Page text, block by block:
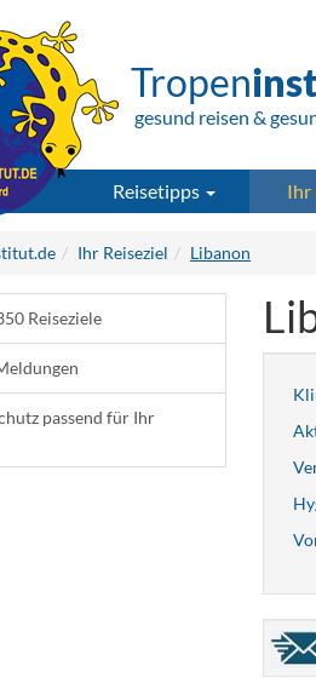
Tropen
gesund reisen &
Reisetipps Ihr
Ihr Reiseziel Libanon
Reiseziele
passend für Ihr